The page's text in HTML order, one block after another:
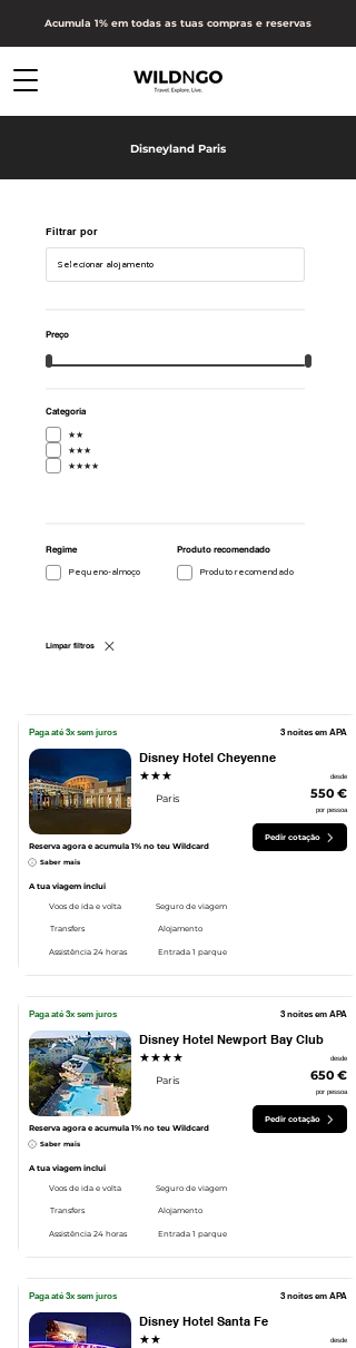
Acumula 1% em todas as tuas compras e reservas
Disneyland Paris
Filtrar por
Preço
Categoria
★★
★★★
★★★★
Regime
Pequeno-almoço
Produto recomendado
Produto recomendado
Limpar filtros
Paga até 3x sem juros 3 noites em APA
Disney Hotel Cheyenne
Paris 550 €
por pessoa
Reserva agora e acumula 1% no teu Wildcard
Pedir cotação
Saber mais
A tua viagem inclui
Voos de ida e volta
Seguro de viagem
Transfers Alojamento
Assistência 24 horas Entrada 1 parque
★★★ desde
Paga até 3x sem juros 3 noites em APA
Disney Hotel Newport Bay Club
Paris 650 €
por pessoa
Reserva agora e acumula 1% no teu Wildcard
Pedir cotação
Saber mais
A tua viagem inclui
Voos de ida e volta
Seguro de viagem
Transfers Alojamento
Assistência 24 horas Entrada 1 parque
★★★★ desde
Paga até 3x sem juros 3 noites em APA
Disney Hotel Santa Fe
★★ desde